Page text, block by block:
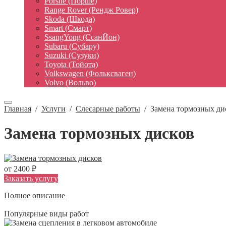
Range Rover (Рендж Ровер)
Skoda (Шкода)
Smart (Смарт)
SsangYong (СсанЙон)
Subaru (Субару)
Suzuki (Сузуки)
Toyota (Тойота)
Volkswagen (Фольксваген)
Volvo (Вольво)
Главная / Услуги / Слесарные работы / Замена тормозных
Замена тормозных дисков
от 2400 ₽
Заказать услугу
Полное описание
Популярные виды работ